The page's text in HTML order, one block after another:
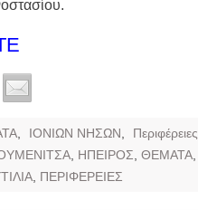
ΙΟΝΙΩΝ ΝΗΣΩΝ Περιφέρειες
ΗΠΕΙΡΟΣ ΘΕΜΑΤΑ
ΠΕΡΙΦΕΡΕΙΕΣ